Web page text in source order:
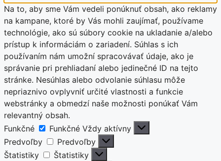
Na to, aby sme Vám vedeli ponúknuť obsah, ako reklamy
na kampane, ktoré by Vás mohli zaujímať, používame
technológie, ako sú súbory cookie na ukladanie a/alebo
prístup k informáciám o zariadení. Súhlas s ich
používaním nám umožní spracovávať údaje, ako je
správanie pri prehliadaní alebo jedinečné ID na tejto
stránke. Nesúhlas alebo odvolanie súhlasu môže
nepriaznivo ovplyvniť určité vlastnosti a funkcie
webstránky a obmedzí naše možnosti ponúkať Vám
relevantný obsah.
Funkčné
Funkčné Vždy aktívny
Predvoľby
Predvoľby
Štatistiky
Štatistiky